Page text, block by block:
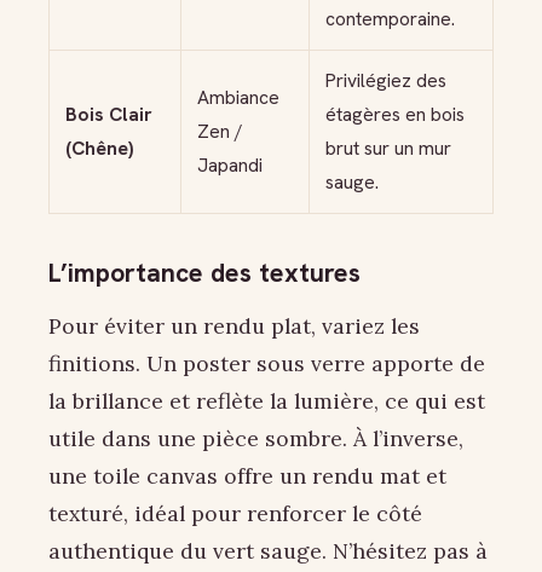
contemporaine.
Bois Clair
(Chêne)
Ambiance
Zen /
Japandi
Privilégiez des
étagères en bois
brut sur un mur
sauge.
L’importance des textures
Pour éviter un rendu plat, variez les
finitions. Un poster sous verre apporte de
la brillance et reflète la lumière, ce qui est
utile dans une pièce sombre. À l’inverse,
une toile canvas offre un rendu mat et
texturé, idéal pour renforcer le côté
authentique du vert sauge. N’hésitez pas à